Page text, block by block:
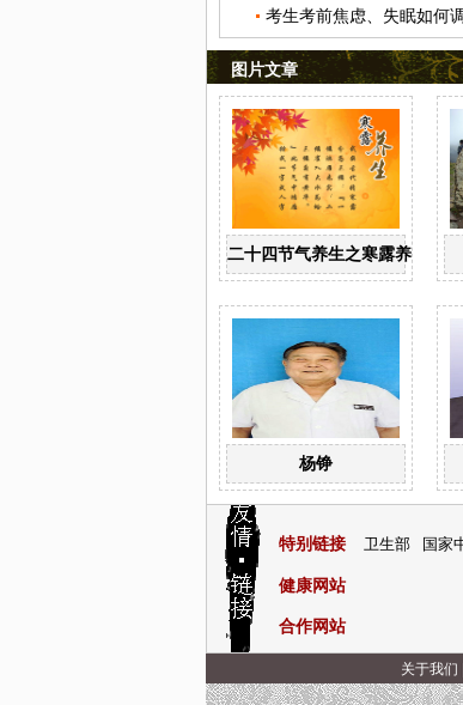
考生考前焦虑、失眠如何
图片文章
二十四节气养生之寒露养生
杨铮
特别链接 卫生部 国家
健康网站
合作网站
关于我们